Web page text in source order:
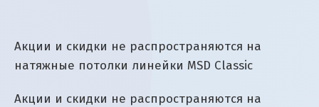
Акции и скидки не распространяются на
натяжные потолки линейки MSD Classic
Акции и скидки не распространяются на